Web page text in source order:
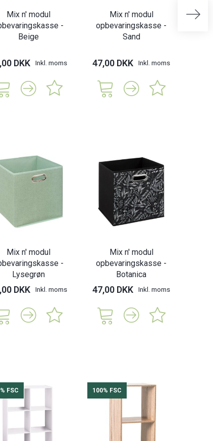
Mix n' modul
-
Beige
DKK Inkl. moms
Mix n' modul
opbevaringskasse -
Sand
47,00 DKK Inkl. moms
Mix n' modul
-
Lysegrøn
DKK Inkl. moms
Mix n' modul
opbevaringskasse -
Botanica
47,00 DKK Inkl. moms
FSC 100% FSC